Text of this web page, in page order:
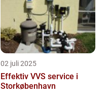
02 juli 2025
Effektiv VVS service i
Storkøbenhavn